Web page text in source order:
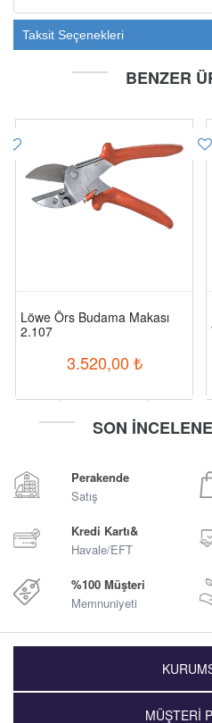
Taksit Seçenekleri
BENZER
Löwe Örs Budama Makası
2.107
3.520,00 ₺
SON
Perakende
Satış
Kredi Kartı&
Havale/EFT
%100 Müşteri
Memnuniyeti
MÜŞTERİ